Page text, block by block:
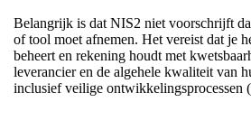
Belangrijk is dat NIS2 niet voorschrijft
of tool moet afnemen. Het vereist dat je
beheert en rekening houdt met
leverancier en de algehele kwaliteit van
inclusief veilige ontwikkelingsprocessen